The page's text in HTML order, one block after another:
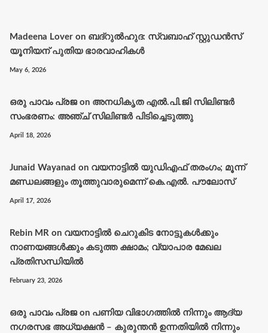
Madeena Loveron ബദ്റുൽഹുദ: സ്വബാഹ് സ്റ്റുഡൻസ്
യൂനിയന് പുതിയ ഭാരവാഹികൾ
May 6, 2026
ഒരു പാവം പ്രജon അനധികൃത എൽ.പി.ജി സിലിണ്ടർ
സംഭരണം: അഞ്ച് സിലിണ്ടർ പിടിച്ചെടുത്തു
April 18, 2026
Junaid Wayanad on വയനാട്ടില്‍ യുഡിഎഫ് തരംഗം; മൂന്ന്
മണ്ഡലങ്ങളും തൂത്തുവാരുമെന്ന് കെ.എല്‍. പൗലോസ്
April 17, 2026
Rebin MRon വയനാട്ടിൽ ചെറുകിട നോട്ടുകൾക്കും
നാണയങ്ങൾക്കും കടുത്ത ക്ഷാമം; വ്യാപാര മേഖല
പ്രതിസന്ധിയിൽ
February 23, 2026
ഒരു പാവം പ്രജon പണിയ വിഭാഗത്തിൽ നിന്നും ആദ്യ
നഗരസഭ അധ്യക്ഷൻ – കുരുന്തൻ ഉന്നതിയിൽ നിന്നും